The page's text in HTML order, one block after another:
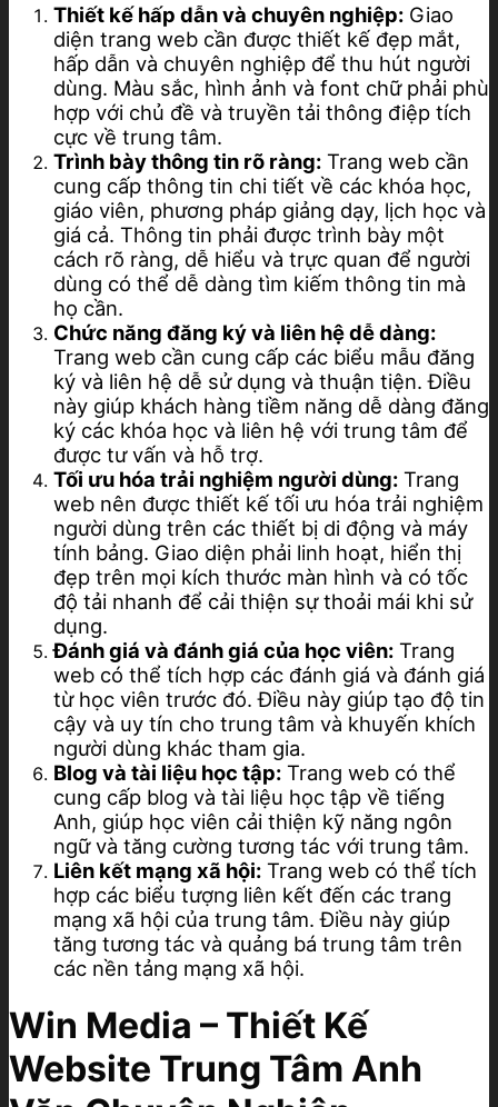
Thiết kế hấp dẫn và chuyên nghiệp: Giao
diện trang web cần được thiết kế đẹp mắt,
hấp dẫn và chuyên nghiệp để thu hút người
dùng. Màu sắc, hình ảnh và font chữ phải phù
hợp với chủ đề và truyền tải thông điệp tích
cực về trung tâm.
Trình bày thông tin rõ ràng: Trang web cần
cung cấp thông tin chi tiết về các khóa học,
giáo viên, phương pháp giảng dạy, lịch học và
giá cả. Thông tin phải được trình bày một
cách rõ ràng, dễ hiểu và trực quan để người
dùng có thể dễ dàng tìm kiếm thông tin mà
họ cần.
Chức năng đăng ký và liên hệ dễ dàng:
Trang web cần cung cấp các biểu mẫu đăng
ký và liên hệ dễ sử dụng và thuận tiện. Điều
này giúp khách hàng tiềm năng dễ dàng đăng
ký các khóa học và liên hệ với trung tâm để
được tư vấn và hỗ trợ.
Tối ưu hóa trải nghiệm người dùng: Trang
web nên được thiết kế tối ưu hóa trải nghiệm
người dùng trên các thiết bị di động và máy
tính bảng. Giao diện phải linh hoạt, hiển thị
đẹp trên mọi kích thước màn hình và có tốc
độ tải nhanh để cải thiện sự thoải mái khi sử
dụng.
Đánh giá và đánh giá của học viên: Trang
web có thể tích hợp các đánh giá và đánh giá
từ học viên trước đó. Điều này giúp tạo độ tin
cậy và uy tín cho trung tâm và khuyến khích
người dùng khác tham gia.
Blog và tài liệu học tập: Trang web có thể
cung cấp blog và tài liệu học tập về tiếng
Anh, giúp học viên cải thiện kỹ năng ngôn
ngữ và tăng cường tương tác với trung tâm.
Liên kết mạng xã hội: Trang web có thể tích
hợp các biểu tượng liên kết đến các trang
mạng xã hội của trung tâm. Điều này giúp
tăng tương tác và quảng bá trung tâm trên
các nền tảng mạng xã hội.
Win Media – Thiết Kế
Website Trung Tâm Anh